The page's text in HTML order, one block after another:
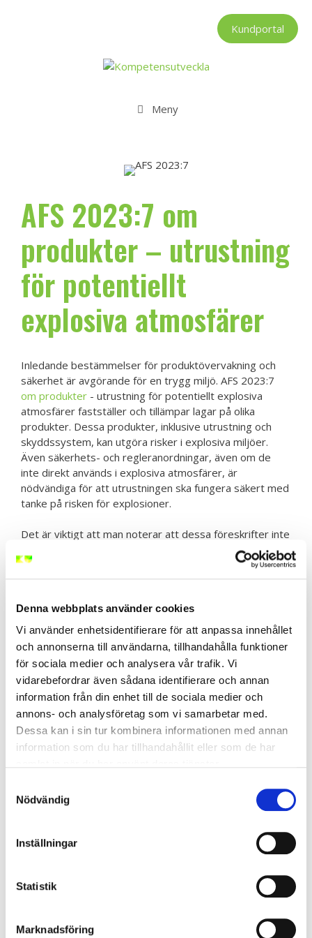
Denna webbplats använder cookies
Vi använder enhetsidentifierare för att anpassa innehållet
och annonserna till användarna, tillhandahålla funktioner
för sociala medier och analysera vår trafik. Vi
vidarebefordrar även sådana identifierare och annan
information från din enhet till de sociala medier och
annons- och analysföretag som vi samarbetar med.
Dessa kan i sin tur kombinera informationen med annan
information som du har tillhandahållit eller som de har
Nödvändig
Inställningar
Statistik
Marknadsföring
Kundportal
Meny
AFS 2023:7 om
produkter – utrustning
för potentiellt
explosiva atmosfärer
Inledande bestämmelser för produktövervakning och
säkerhet är avgörande för en trygg miljö. AFS 2023:7
om produkter - utrustning för potentiellt explosiva
atmosfärer fastställer och tillämpar lagar på olika
produkter. Dessa produkter, inklusive utrustning och
skyddssystem, kan utgöra risker i explosiva miljöer.
Även säkerhets- och regleranordningar, även om de
inte direkt används i explosiva atmosfärer, är
nödvändiga för att utrustningen ska fungera säkert med
tanke på risken för explosioner.
Det är viktigt att man noterar att dessa föreskrifter inte
gäller alla typer av utrustning. Till exempel undantas
medicinsk utrustning som används inom medicinska
miljöer. Samt produkter som endast är potentiellt
substanser. På samma sätt omfattas inte utrustning
avsedd för hushållsbruk eller personlig skyddsutrustning
som regleras av andra direktiv. För mer information,
klicka här.
För att säkerställa överensstämmelse och säkerhet,
innehåller föreskrifterna 2023:7 tydliga begrepp och
krav. Begrepp som ackreditering, CE-märkning och
bedömning av överensstämmelse är centrala. De
används för att säkerställa att produkterna uppfyller de
beroende på vilken typ av utrustning eller komponenter
som är inblandade.
Säkerhetsföreskrifter för
för att tillhandahålla på marknaden. För att produkter